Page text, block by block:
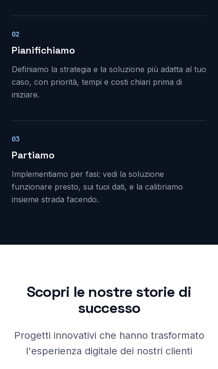
02
Pianifichiamo
Definiamo la strategia e la soluzione più adatta al tuo
caso, con priorità, tempi e costi chiari prima di
iniziare.
03
Partiamo
Implementiamo per fasi: vedi la soluzione
funzionare presto, sui tuoi dati, e la calibriamo
insieme strada facendo.
Scopri le nostre storie di
successo
Progetti innovativi che hanno trasformato
l'esperienza digitale dei nostri clienti